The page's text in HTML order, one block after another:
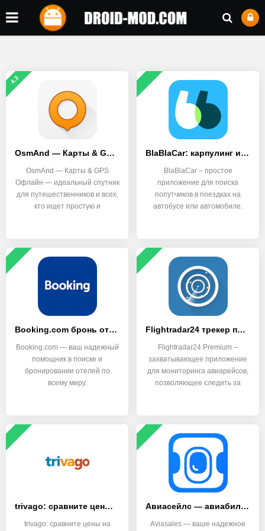
4.3
OsmAnd — Карты & GPS Офлайн
OsmAnd — Карты & GPS
Офлайн — идеальный спутник
для путешественников и всех,
кто ищет простую и
BlaBlaCar: карпулинг и автобус
BlaBlaCar – простое
приложение для поиска
попутчиков в поездках на
автобусе или автомобиле.
Booking.com бронь отелей
Booking.com — ваш надежный
помощник в поиске и
бронировании отелей по
всему миру.
Flightradar24 трекер полетов
Flightradar24 Premium –
захватывающее приложение
для мониторинга авиарейсов,
позволяющее следить за
trivago: сравните цены отелей
trivago: сравните цены на
Авиасейлс — авиабилеты дешево
Aviasales — ваше надежное